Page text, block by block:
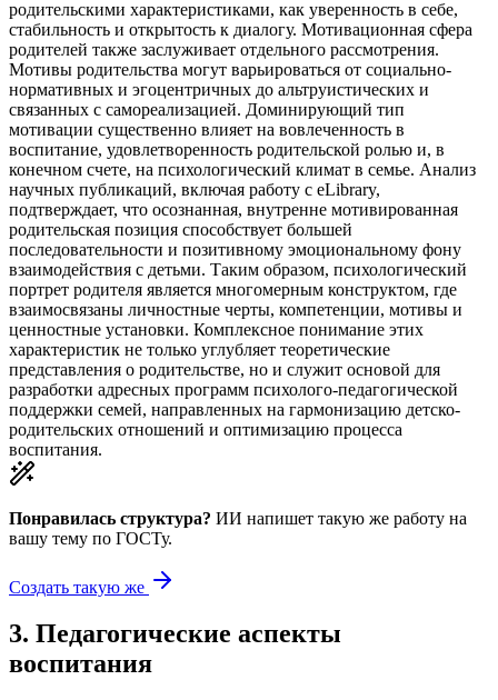
родительскими характеристиками, как уверенность в себе,
стабильность и открытость к диалогу. Мотивационная сфера
родителей также заслуживает отдельного рассмотрения.
Мотивы родительства могут варьироваться от социально-
нормативных и эгоцентричных до альтруистических и
связанных с самореализацией. Доминирующий тип
мотивации существенно влияет на вовлеченность в
воспитание, удовлетворенность родительской ролью и, в
конечном счете, на психологический климат в семье. Анализ
научных публикаций, включая работу с eLibrary,
подтверждает, что осознанная, внутренне мотивированная
родительская позиция способствует большей
последовательности и позитивному эмоциональному фону
взаимодействия с детьми. Таким образом, психологический
портрет родителя является многомерным конструктом, где
взаимосвязаны личностные черты, компетенции, мотивы и
ценностные установки. Комплексное понимание этих
характеристик не только углубляет теоретические
представления о родительстве, но и служит основой для
разработки адресных программ психолого-педагогической
поддержки семей, направленных на гармонизацию детско-
родительских отношений и оптимизацию процесса
воспитания.
Понравилась структура? ИИ напишет такую же работу на
вашу тему по ГОСТу.
Создать такую же
3. Педагогические аспекты
воспитания